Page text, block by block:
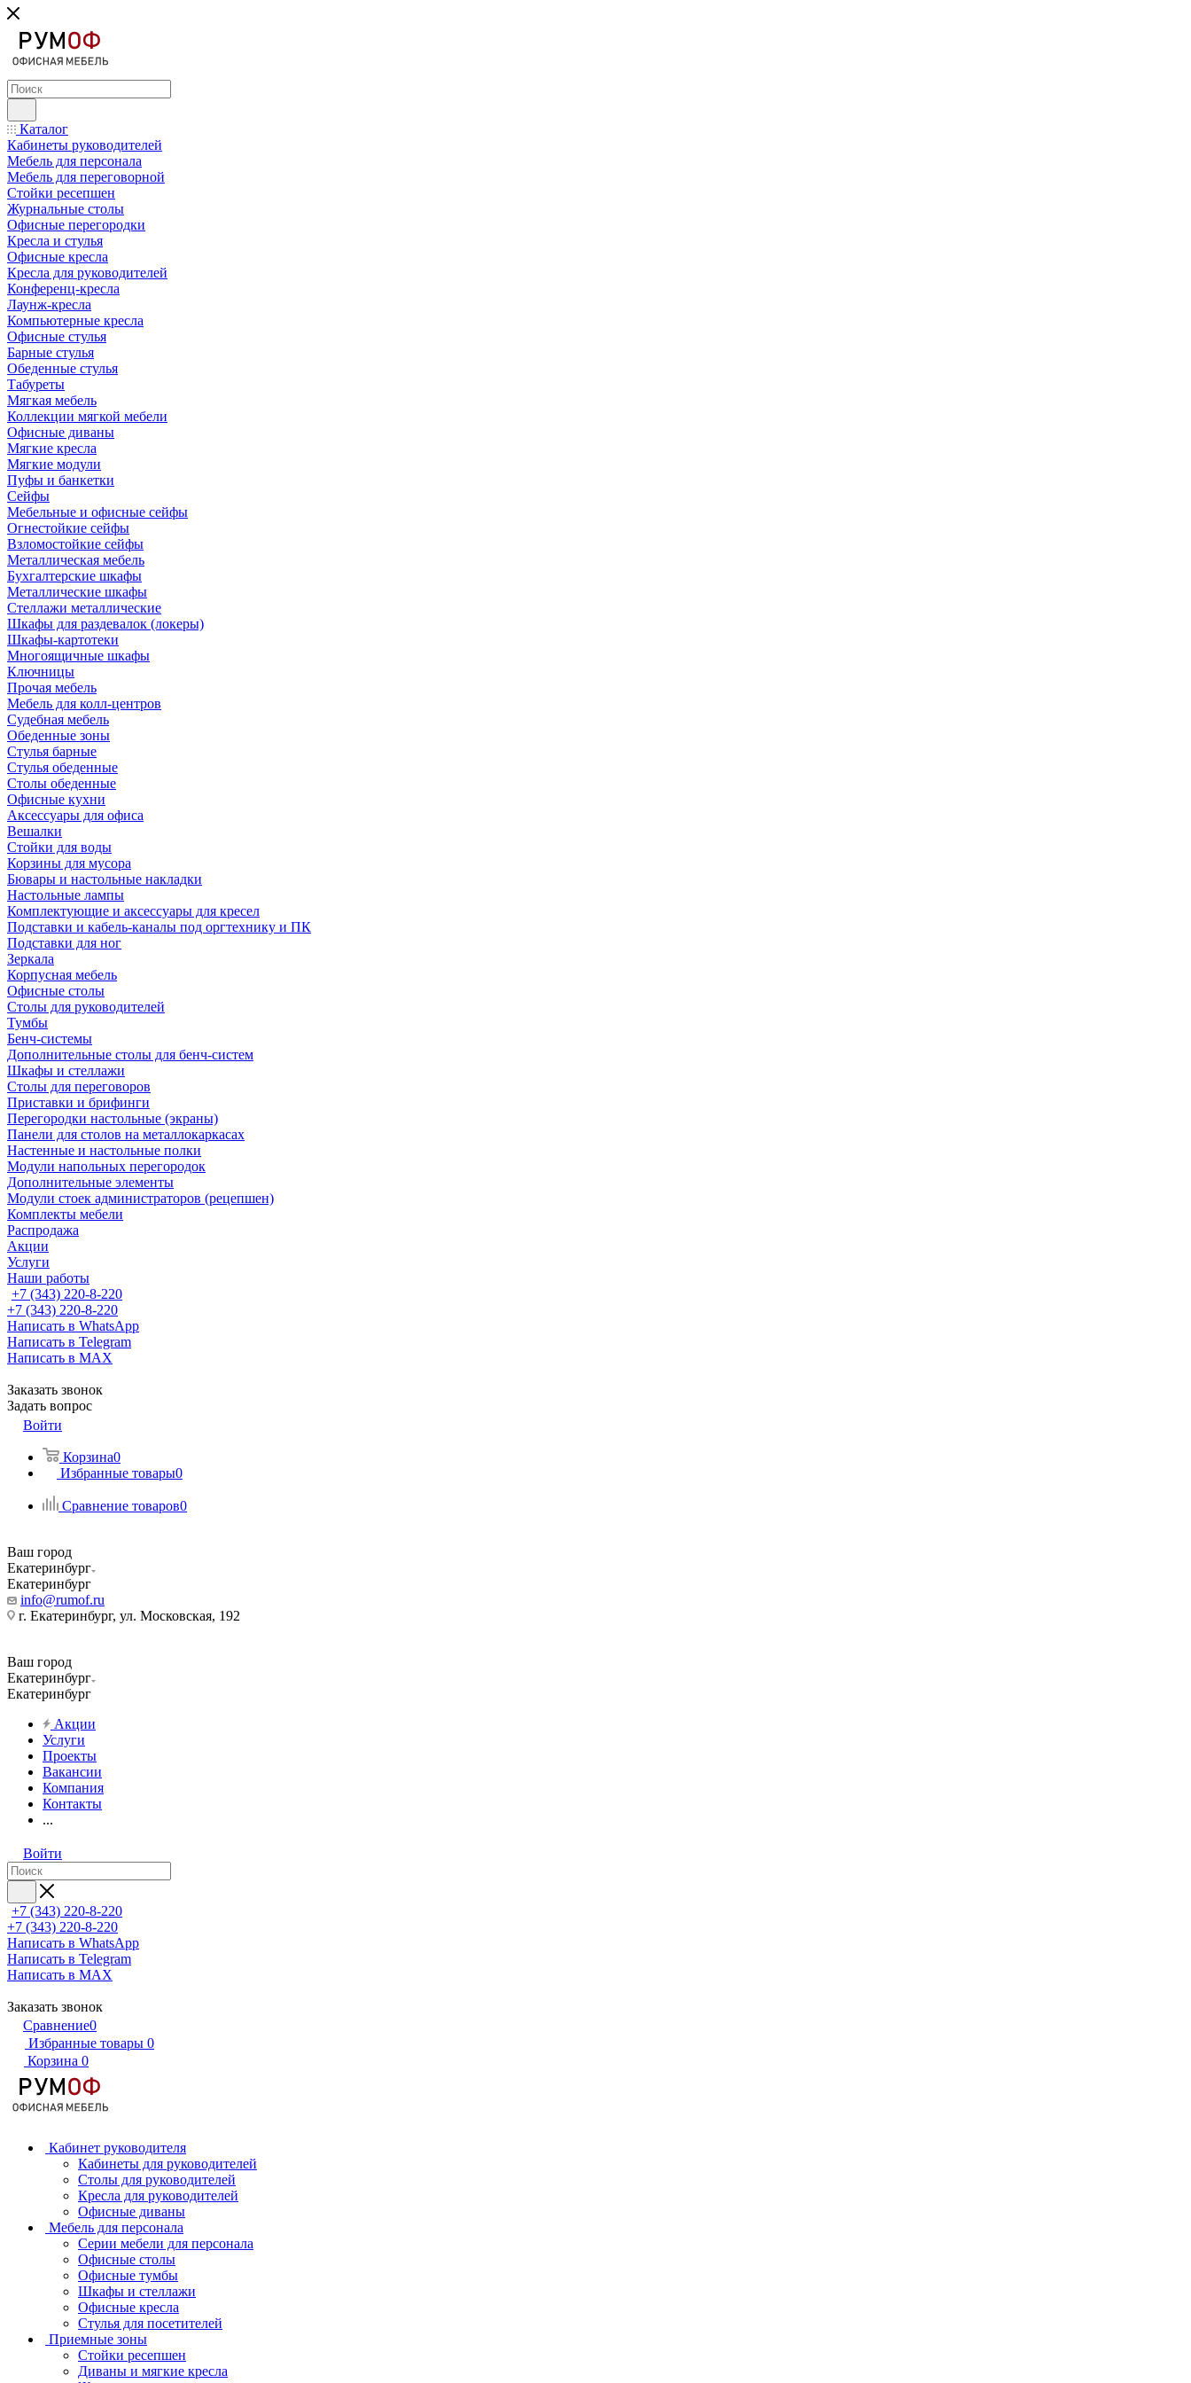
Каталог
Кабинеты руководителей
Мебель для персонала
Мебель для переговорной
Стойки ресепшен
Журнальные столы
Офисные перегородки
Кресла и стулья
Офисные кресла
Кресла для руководителей
Конференц-кресла
Лаунж-кресла
Компьютерные кресла
Офисные стулья
Барные стулья
Обеденные стулья
Табуреты
Мягкая мебель
Коллекции мягкой мебели
Офисные диваны
Мягкие кресла
Мягкие модули
Пуфы и банкетки
Сейфы
Мебельные и офисные сейфы
Огнестойкие сейфы
Взломостойкие сейфы
Металлическая мебель
Бухгалтерские шкафы
Металлические шкафы
Стеллажи металлические
Шкафы для раздевалок (локеры)
Шкафы-картотеки
Многоящичные шкафы
Ключницы
Прочая мебель
Мебель для колл-центров
Судебная мебель
Обеденные зоны
Стулья барные
Стулья обеденные
Столы обеденные
Офисные кухни
Аксессуары для офиса
Вешалки
Стойки для воды
Корзины для мусора
Бювары и настольные накладки
Настольные лампы
Комплектующие и аксессуары для кресел
Подставки и кабель-каналы под оргтехнику и ПК
Подставки для ног
Зеркала
Корпусная мебель
Офисные столы
Столы для руководителей
Тумбы
Бенч-системы
Дополнительные столы для бенч-систем
Шкафы и стеллажи
Столы для переговоров
Приставки и брифинги
Перегородки настольные (экраны)
Панели для столов на металлокаркасах
Настенные и настольные полки
Модули напольных перегородок
Дополнительные элементы
Модули стоек администраторов (рецепшен)
Комплекты мебели
Распродажа
Акции
Услуги
Наши работы
+7 (343) 220-8-220
+7 (343) 220-8-220
Написать в WhatsApp
Написать в Telegram
Написать в MAX
Заказать звонок
Задать вопрос
Войти
Корзина0
Избранные товары0
Сравнение товаров0
Ваш город
Екатеринбург
Екатеринбург
info@rumof.ru
г. Екатеринбург, ул. Московская, 192
Ваш город
Екатеринбург
Екатеринбург
Акции
Услуги
Проекты
Вакансии
Компания
Контакты
...
Войти
+7 (343) 220-8-220
+7 (343) 220-8-220
Написать в WhatsApp
Написать в Telegram
Написать в MAX
Заказать звонок
Сравнение0
Избранные товары 0
Корзина 0
Кабинет руководителя
Кабинеты для руководителей
Столы для руководителей
Кресла для руководителей
Офисные диваны
Мебель для персонала
Серии мебели для персонала
Офисные столы
Офисные тумбы
Шкафы и стеллажи
Офисные кресла
Стулья для посетителей
Приемные зоны
Стойки ресепшен
Диваны и мягкие кресла